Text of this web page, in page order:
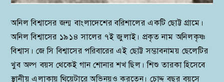
অনিল বিশ্বাসের জন্ম বাংলাদেশের বরিশালের একটি ছোট্ট গ্রামে।
অনিল বিশ্বাসের ১৯১৪ সালের ৭ই জুলাই। প্রকৃত নাম অনিলকৃষ্ণ
বিশ্বাস। জে সি বিশ্বাসের পরিবারের এই ছোট্ট সম্ভাবনাময় ছেলেটির
খুব অল্প বয়স থেকেই গান শোনার শখ ছিল। শিশু তারকা হিসেবে
স্থানীয় এলাকায় থিয়েটারে অভিনয়ও করতেন। চোদ্দ বছর বয়সে